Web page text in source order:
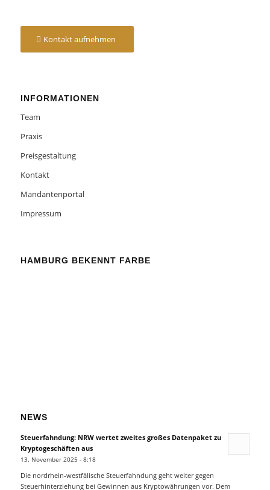
Kontakt aufnehmen
INFORMATIONEN
Team
Praxis
Preisgestaltung
Kontakt
Mandantenportal
Impressum
HAMBURG BEKENNT FARBE
NEWS
Steuerfahndung: NRW wertet zweites großes Datenpaket zu
Kryptogeschäften aus
13. November 2025 - 8:18
Die nordrhein-westfälische Steuerfahndung geht weiter gegen
Steuerhinterziehung bei Gewinnen aus Kryptowährungen vor. Dem